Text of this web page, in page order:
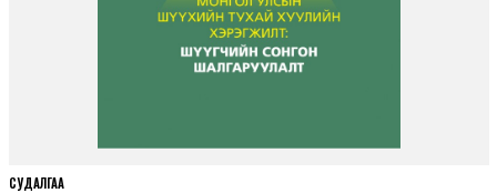
СУДАЛГАА